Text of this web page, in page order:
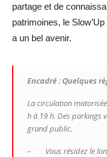
partage et de
patrimoines, le
a un bel avenir.
Encadré : Quelques
La circulation
h à 19 h. Des parkings
grand public.
– Vous résidez le